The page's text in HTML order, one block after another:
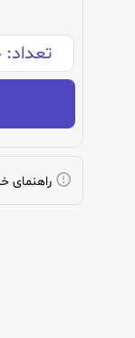
تعداد:
راهنمای